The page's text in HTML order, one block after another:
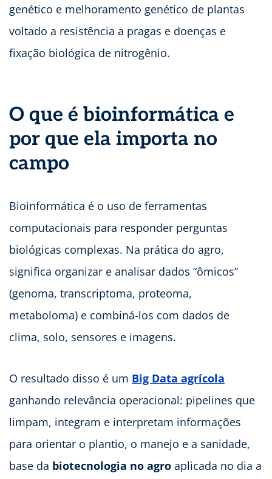
genético e melhoramento genético de plantas
voltado a resistência a pragas e doenças e
fixação biológica de nitrogênio.
O que é bioinformática e
por que ela importa no
campo
Bioinformática é o uso de ferramentas
computacionais para responder perguntas
biológicas complexas. Na prática do agro,
significa organizar e analisar dados “ômicos”
(genoma, transcriptoma, proteoma,
metaboloma) e combiná-los com dados de
clima, solo, sensores e imagens.
O resultado disso é um Big Data agrícola
ganhando relevância operacional: pipelines que
limpam, integram e interpretam informações
para orientar o plantio, o manejo e a sanidade,
base da biotecnologia no agro aplicada no dia a